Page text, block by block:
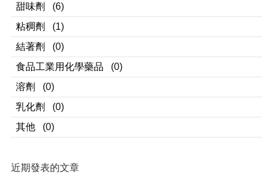
甜味劑
(6)
粘稠劑
(1)
結著劑
(0)
食品工業用化學藥品
(0)
溶劑
(0)
乳化劑
(0)
其他
(0)
近期發表的文章